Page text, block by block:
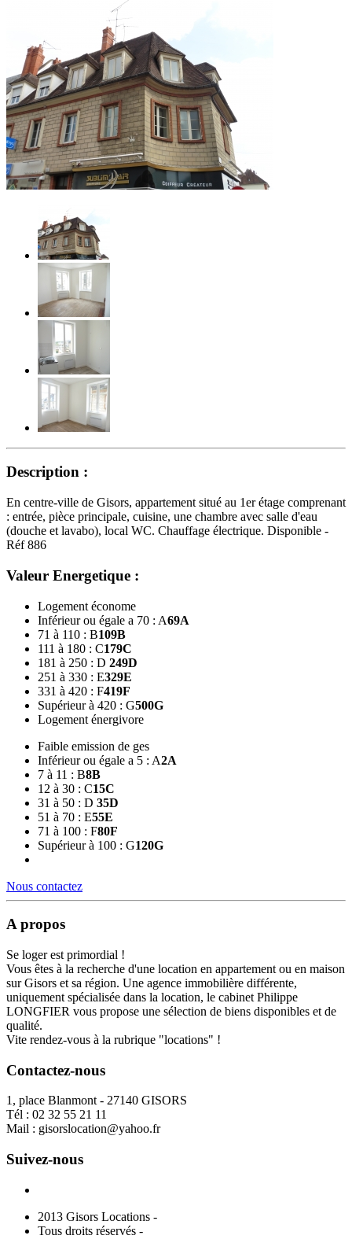
Description :
En centre-ville de Gisors, appartement situé au 1er étage comprenant
: entrée, pièce principale, cuisine, une chambre avec salle d'eau
(douche et lavabo), local WC. Chauffage électrique. Disponible -
Réf 886
Valeur Energetique :
Logement économe
Inférieur ou égale a 70 : A69A
71 à 110 : B109B
111 à 180 : C179C
181 à 250 : D 249D
251 à 330 : E329E
331 à 420 : F419F
Supérieur à 420 : G500G
Logement énergivore
Faible emission de ges
Inférieur ou égale a 5 : A2A
7 à 11 : B8B
12 à 30 : C15C
31 à 50 : D 35D
51 à 70 : E55E
71 à 100 : F80F
Supérieur à 100 : G120G
Nous contactez
A propos
Se loger est primordial !
Vous êtes à la recherche d'une location en appartement ou en maison
sur Gisors et sa région. Une agence immobilière différente,
uniquement spécialisée dans la location, le cabinet Philippe
LONGFIER vous propose une sélection de biens disponibles et de
qualité.
Vite rendez-vous à la rubrique "locations" !
Contactez-nous
1, place Blanmont - 27140 GISORS
Tél : 02 32 55 21 11
Mail : gisorslocation@yahoo.fr
Suivez-nous
2013 Gisors Locations -
Tous droits réservés -